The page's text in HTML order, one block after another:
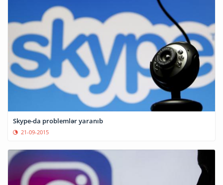
Skype-da problemlər yaranıb
21-09-2015